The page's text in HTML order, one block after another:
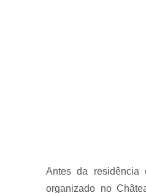
Antes da residência
organizado no